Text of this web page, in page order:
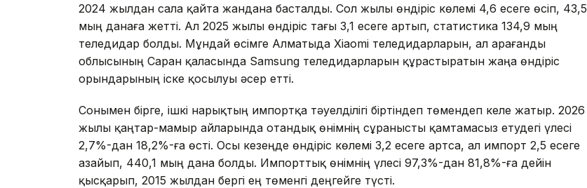
2024 жылдан сала қайта жандана басталды. Сол жылы өндіріс көлемі 4,6 есеге өсіп, 43,5
мың данаға жетті. Ал 2025 жылы өндіріс тағы 3,1 есеге артып, статистика 134,9 мың
теледидар болды. Мұндай өсімге Алматыда Xiaomi теледидарларын, ал Қарағанды
облысының Саран қаласында Samsung теледидарларын құрастыратын жаңа өндіріс
орындарының іске қосылуы әсер етті.
Сонымен бірге, ішкі нарықтың импортқа тәуелділігі біртіндеп төмендеп келе жатыр. 2026
жылы қаңтар-мамыр айларында отандық өнімнің сұранысты қамтамасыз етудегі үлесі
2,7%-дан 18,2%-ға өсті. Осы кезеңде өндіріс көлемі 3,2 есеге артса, ал импорт 2,5 есеге
азайып, 440,1 мың дана болды. Импорттық өнімнің үлесі 97,3%-дан 81,8%-ға дейін
қысқарып, 2015 жылдан бергі ең төменгі деңгейге түсті.